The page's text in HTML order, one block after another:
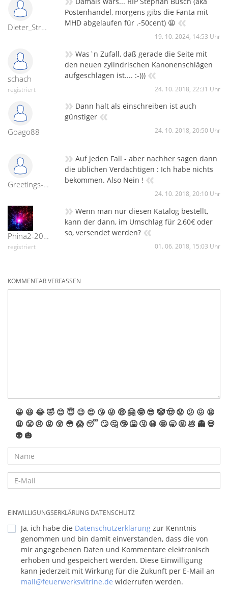
Dieter_Straußberg
Postenhandel, morgens gibs die Fanta mit
MHD abgelaufen für .-50cent) 😩 «
19. 10. 2024, 14:53 Uhr
schach
registriert
» Was`n Zufall, daß gerade die Seite mit
den neuen zylindrischen Kanonenschlägen
aufgeschlagen ist.... :-))) «
24. 10. 2018, 22:31 Uhr
Goago88
» Dann halt als einschreiben ist auch
günstiger «
24. 10. 2018, 20:50 Uhr
Greetings-from-Vesuv
» Auf jeden Fall - aber nachher sagen dann
die üblichen Verdächtigen : Ich habe nichts
bekommen. Also Nein ! «
24. 10. 2018, 20:10 Uhr
Phina2-20420
registriert
» Wenn man nur diesen Katalog bestellt,
kann der dann, im Umschlag für 2,60€ oder
so, versendet werden? «
01. 06. 2018, 15:03 Uhr
KOMMENTAR VERFASSEN
😀 😆 😂🤣 😊 😇 😉 😍 😘 😜 🤑 🤗 🤓 😎 🤡🤠 😟 😕 😖 😫
😩 😤 😠 😡 😲 😳 😱 😴 🙄 🤔 🤥 🤮 🤧 😷 🤩 🥱 🤬 💩 👻 💀
👽 🎃
EINWILLIGUNGSERKLÄRUNG DATENSCHUTZ
Ja, ich habe die Datenschutzerklärung zur Kenntnis
genommen und bin damit einverstanden, dass die von
mir angegebenen Daten und Kommentare elektronisch
erhoben und gespeichert werden. Diese Einwilligung
kann jederzeit mit Wirkung für die Zukunft per E-Mail an
mail@feuerwerksvitrine.de widerrufen werden.